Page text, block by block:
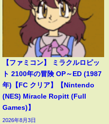
【ファミコン】 ミラクルロピッ
ト 2100年の冒険 OP～ED (1987
年)【FC クリア】【Nintendo
(NES) Miracle Ropitt (Full
Games)】
2026年8月3日